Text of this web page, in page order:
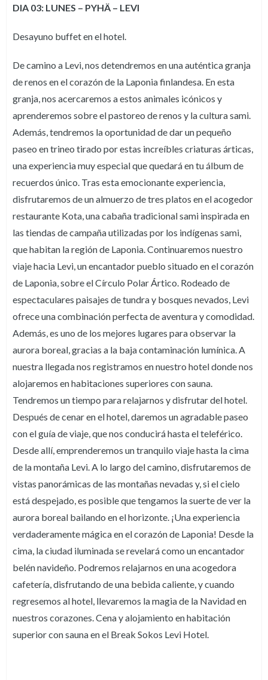
DIA 03: LUNES – PYHÄ – LEVI
Desayuno buffet en el hotel.
De camino a Levi, nos detendremos en una auténtica granja
de renos en el corazón de la Laponia finlandesa. En esta
granja, nos acercaremos a estos animales icónicos y
aprenderemos sobre el pastoreo de renos y la cultura sami.
Además, tendremos la oportunidad de dar un pequeño
paseo en trineo tirado por estas increíbles criaturas árticas,
una experiencia muy especial que quedará en tu álbum de
recuerdos único. Tras esta emocionante experiencia,
disfrutaremos de un almuerzo de tres platos en el acogedor
restaurante Kota, una cabaña tradicional sami inspirada en
las tiendas de campaña utilizadas por los indígenas sami,
que habitan la región de Laponia. Continuaremos nuestro
viaje hacia Levi, un encantador pueblo situado en el corazón
de Laponia, sobre el Círculo Polar Ártico. Rodeado de
espectaculares paisajes de tundra y bosques nevados, Levi
ofrece una combinación perfecta de aventura y comodidad.
Además, es uno de los mejores lugares para observar la
aurora boreal, gracias a la baja contaminación lumínica. A
nuestra llegada nos registramos en nuestro hotel donde nos
alojaremos en habitaciones superiores con sauna.
Tendremos un tiempo para relajarnos y disfrutar del hotel.
Después de cenar en el hotel, daremos un agradable paseo
con el guía de viaje, que nos conducirá hasta el teleférico.
Desde allí, emprenderemos un tranquilo viaje hasta la cima
de la montaña Levi. A lo largo del camino, disfrutaremos de
vistas panorámicas de las montañas nevadas y, si el cielo
está despejado, es posible que tengamos la suerte de ver la
aurora boreal bailando en el horizonte. ¡Una experiencia
verdaderamente mágica en el corazón de Laponia! Desde la
cima, la ciudad iluminada se revelará como un encantador
belén navideño. Podremos relajarnos en una acogedora
cafetería, disfrutando de una bebida caliente, y cuando
regresemos al hotel, llevaremos la magia de la Navidad en
nuestros corazones. Cena y alojamiento en habitación
superior con sauna en el Break Sokos Levi Hotel.